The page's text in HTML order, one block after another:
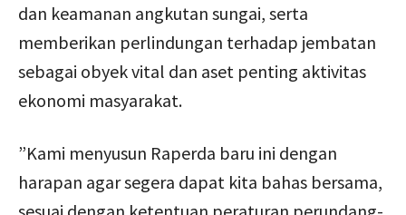
dan keamanan angkutan sungai, serta
memberikan perlindungan terhadap jembatan
sebagai obyek vital dan aset penting aktivitas
ekonomi masyarakat.
”Kami menyusun Raperda baru ini dengan
harapan agar segera dapat kita bahas bersama,